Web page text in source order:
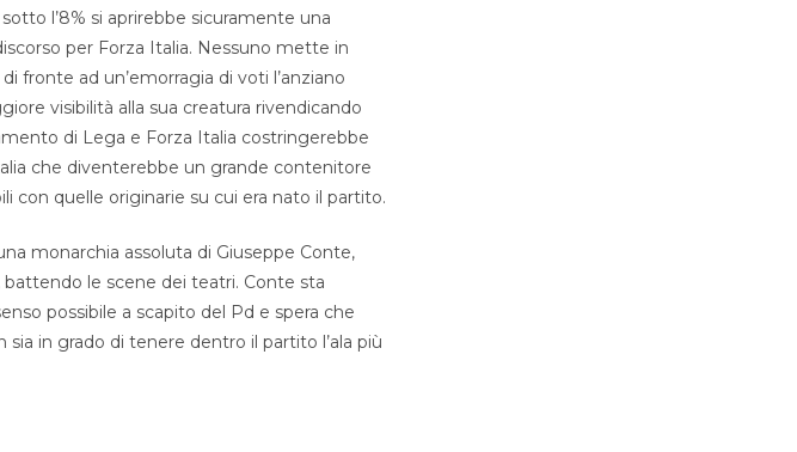
l’8% si aprirebbe sicuramente una
per Forza Italia. Nessuno mette in
fronte ad un’emorragia di voti l’anziano
visibilità alla sua creatura rivendicando
di Lega e Forza Italia costringerebbe
che diventerebbe un grande contenitore
con quelle originarie su cui era nato il partito.
monarchia assoluta di Giuseppe Conte,
le scene dei teatri. Conte sta
possibile a scapito del Pd e spera che
in grado di tenere dentro il partito l’ala più